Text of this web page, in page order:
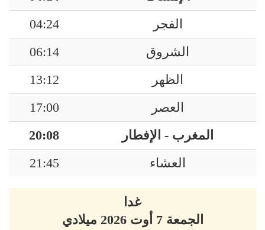
الفجر
04:24
الشروق
06:14
الظهر
13:12
العصر
17:00
المغرب - الإفطار
20:08
العشاء
21:45
غدا
الجمعة 7 أوت 2026 ميلادي